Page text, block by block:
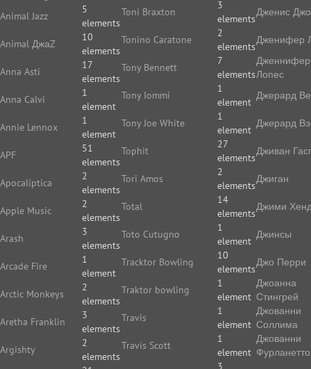
Animal Jazz
5
elements
Animal ДжаZ
10
elements
Anna Asti
17
elements
Anna Calvi
1
element
Annie Lennox
1
element
APF
51
elements
Apocaliptica
2
elements
Apple Music
2
elements
Arash
3
elements
Arcade Fire
1
element
Arctic Monkeys
2
elements
Aretha Franklin
3
elements
Argishty
2
elements
Toni Braxton
3
elements
Tonino Caratone
2
elements
Tony Bennett
7
elements
Tony Iommi
1
element
Tony Joe White
1
element
Tophit
27
elements
Tori Amos
2
elements
Total
14
elements
Toto Cutugno
1
element
Tracktor Bowling
10
elements
Traktor bowling
1
element
Travis
1
element
Travis Scott
1
element
3
Дженис
Дженифер
Дженнифер
Лопес
Джерард
Джерард
Дживан
Джиган
Джими
Джинсы
Джо Перри
Джоанна
Стингрей
Джованни
Соллима
Джованни
Фурланетто